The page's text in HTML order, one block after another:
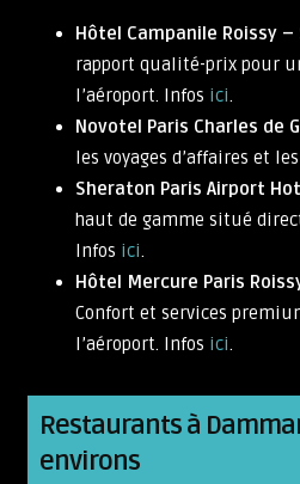
Hôtel Campanile Roissy
rapport qualité-prix pour
l’aéroport. Infos ici.
Novotel Paris Charles de
les voyages d’affaires et
Sheraton Paris Airport
haut de gamme situé
Infos ici.
Hôtel Mercure Paris
Confort et services
l’aéroport. Infos ici.
Restaurants à
environs